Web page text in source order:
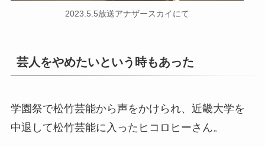
2023.5.5放送アナザースカイにて
芸人をやめたいという時もあった
学園祭で松竹芸能から声をかけられ、近畿大学を
中退して松竹芸能に入ったヒコロヒーさん。